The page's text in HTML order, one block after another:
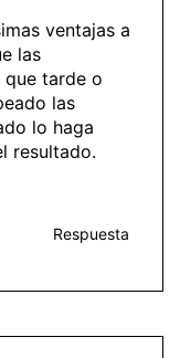
ventajas a
las
que tarde o
las
lo haga
resultado.
Respuesta